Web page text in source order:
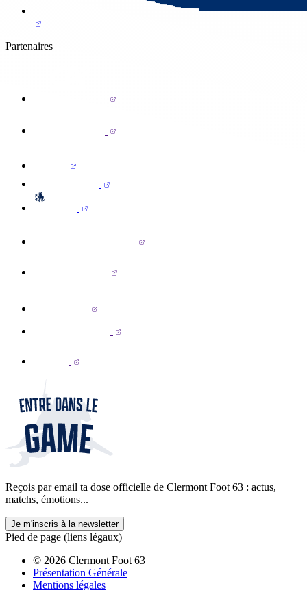
Partenaires
Reçois par email ta dose officielle de Clermont Foot 63 : actus,
matchs, émotions...
Je m'inscris à la newsletter
Pied de page (liens légaux)
© 2026 Clermont Foot 63
Présentation Générale
Mentions légales